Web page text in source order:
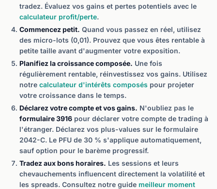
tradez. Évaluez vos gains et pertes potentiels avec le
calculateur profit/perte.
Commencez petit. Quand vous passez en réel, utilisez
des micro-lots (0,01). Prouvez que vous êtes rentable à
petite taille avant d'augmenter votre exposition.
Planifiez la croissance composée. Une fois
régulièrement rentable, réinvestissez vos gains. Utilisez
notre calculateur d'intérêts composés pour projeter
votre croissance dans le temps.
Déclarez votre compte et vos gains. N'oubliez pas le
formulaire 3916 pour déclarer votre compte de trading à
l'étranger. Déclarez vos plus-values sur le formulaire
2042-C. Le PFU de 30 % s'applique automatiquement,
sauf option pour le barème progressif.
Tradez aux bons horaires. Les sessions et leurs
chevauchements influencent directement la volatilité et
les spreads. Consultez notre guide meilleur moment